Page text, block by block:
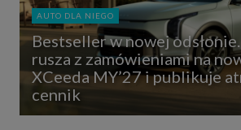
AUTO DLA NIEGO
Bestseller w nowej
rusza z zamówieniami na
XCeeda MY’27 i publikuje
cennik